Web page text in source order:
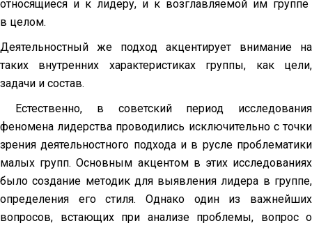
относящиеся и к лидеру, и к возглавляемой им группе
в целом.
Деятельностный же подход акцентирует внимание на
таких внутренних характеристиках группы, как цели,
задачи и состав.
Естественно, в советский период исследования
феномена лидерства проводились исключительно с точки
зрения деятельностного подхода и в русле проблематики
малых групп. Основным акцентом в этих исследованиях
было создание методик для выявления лидера в группе,
определения его стиля. Однако один из важнейших
вопросов, встающих при анализе проблемы, вопрос о